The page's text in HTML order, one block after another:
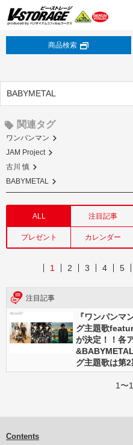
商品検索
BABYMETAL
関連タグ
ワンパンマン
JAM Project
古川 慎
BABYMETAL
ALL 注目記事
プレゼント カレンダー
1 2 3 4 5
注目記事
『ワンパン
グ主題歌
が決定！！各
グ主題歌は第
1〜
Contents